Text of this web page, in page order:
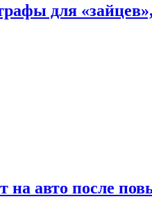
для
на авто после